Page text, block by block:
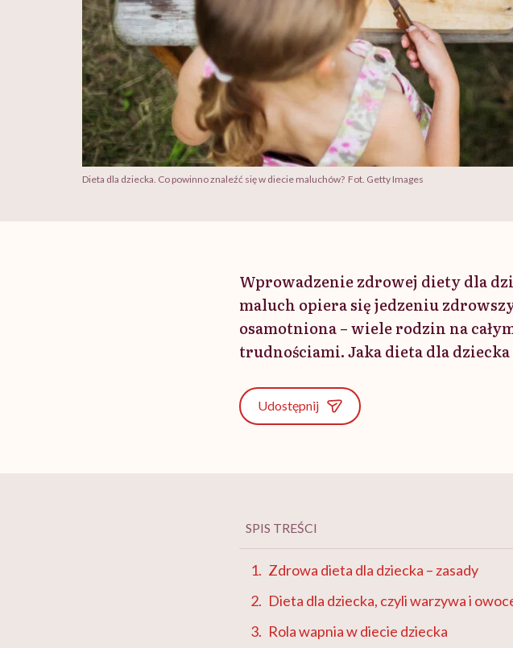
Dieta dla dziecka. Co powinno znaleźć się w diecie maluchów? Fot. Getty Images
Wprowadzenie zdrowej diety dla
maluch opiera się jedzeniu
osamotniona – wiele rodzin na
trudnościami. Jaka dieta dla dziecka
Udostępnij
SPIS TREŚCI
Zdrowa dieta dla dziecka – zasady
Dieta dla dziecka, czyli warzywa i
Rola wapnia w diecie dziecka